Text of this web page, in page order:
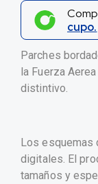
cupo.
Parches
la Fuerza
distintivo.
Los esquemas
digitales. El
tamaños y